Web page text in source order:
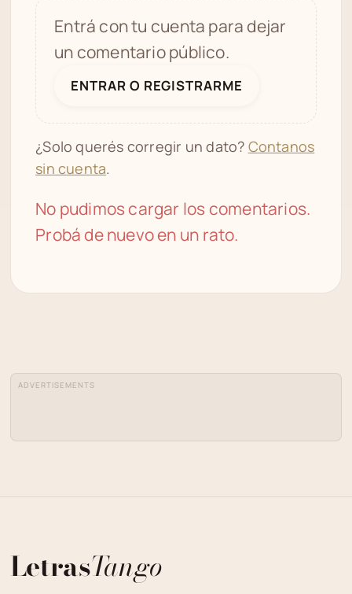
Entrá con tu cuenta para dejar
un comentario público.
ENTRAR O REGISTRARME
¿Solo querés corregir un dato? Contanos
sin cuenta.
No pudimos cargar los comentarios.
Probá de nuevo en un rato.
ADVERTISEMENTS
LetrasTango